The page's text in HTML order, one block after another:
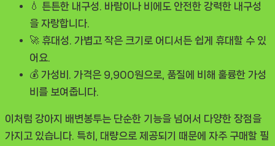
💧 튼튼한 내구성.
바람이나 비에도 안전한 강력한 내구성
을 자랑합니다.
🚀 휴대성. 가볍고 작은 크기로 어디서든 쉽게 휴대할 수 있
어요.
💰 가성비.
가격은 9,900원으로, 품질에 비해 훌륭한 가성
비를 보여줍니다.
이처럼 강아지 배변봉투는 단순한 기능을 넘어서 다양한 장점을
가지고 있습니다. 특히, 대량으로 제공되기 때문에 자주 구매할 필